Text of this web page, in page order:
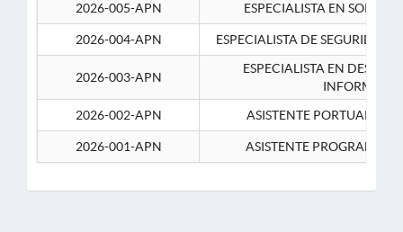
2026-005-APN ESPECIALISTA EN
2026-004-APN ESPECIALISTA DE SEGURIDAD
2026-003-APN
ESPECIALISTA EN
2026-002-APN
ASISTENTE PORTUARIO 2-
2026-001-APN ASISTENTE